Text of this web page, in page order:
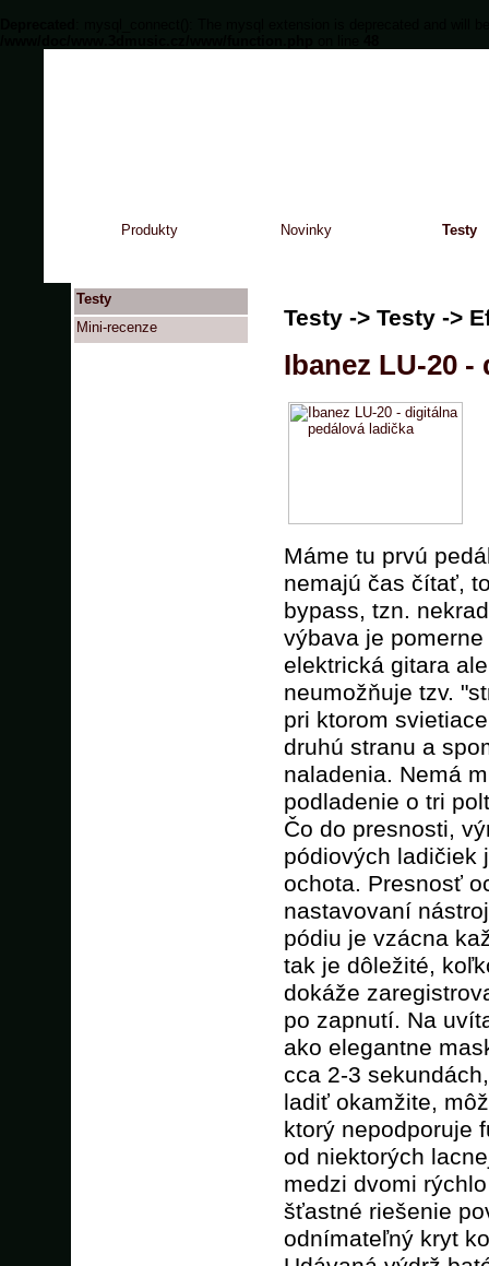
Produkty Novinky Testy
Testy -> Testy ->
Ibanez LU-20
Máme tu prvú
nemajú čas čítať,
bypass, tzn.
výbava je
elektrická gitara
neumožňuje tzv.
pri ktorom
druhú stranu a
naladenia. Nemá
podladenie o tri
Čo do presnosti,
pódiových ladičiek
ochota. Presnosť
nastavovaní
pódiu je vzácna
tak je dôležité,
dokáže
po zapnutí. Na
ako elegantne
cca 2-3
ladiť okamžite,
ktorý nepodporuje
od niektorých
medzi dvomi
šťastné riešenie
odnímateľný kryt
Testy
Mini-recenze